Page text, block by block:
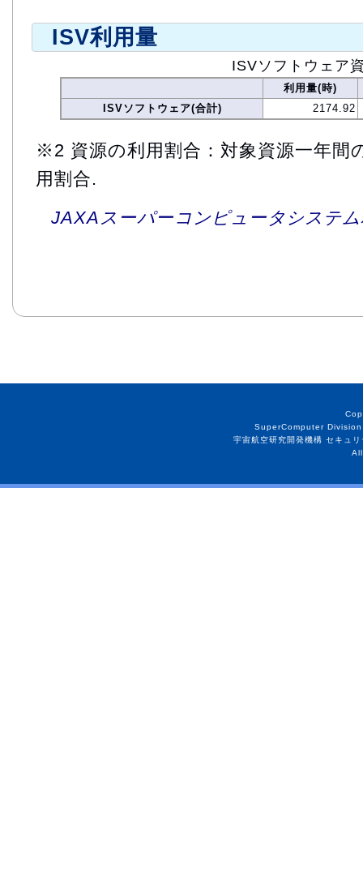
ISV利用量
ISVソフトウェア
利用量(時)
ISVソフトウェア(合計)
2174.92
※2 資源の利用割合：対象資源一年間
用割合.
JAXAスーパーコンピュータシステ
SuperComputer
宇宙航空研究開発機構 セキュ